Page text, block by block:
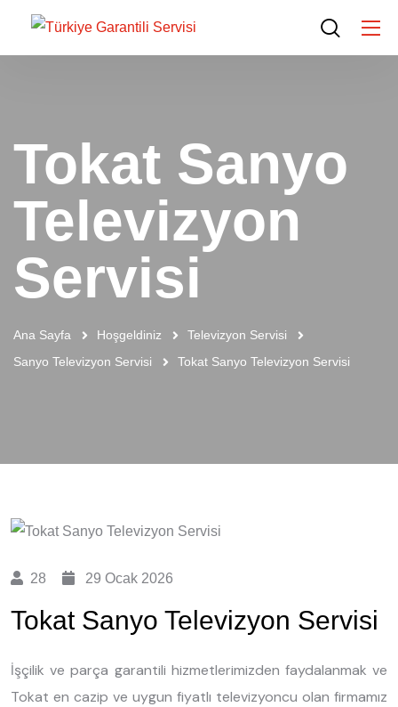
Tokat Sanyo
Televizyon
Servisi
Ana Sayfa Hoşgeldiniz
Televizyon Servisi
Sanyo Televizyon Servisi
Tokat Sanyo Televizyon Servisi
28 29 Ocak 2026
Tokat Sanyo Televizyon Servisi
İşçilik ve parça garantili hizmetlerimizden faydalanmak ve
Tokat en cazip ve uygun fiyatlı televizyoncu olan firmamız